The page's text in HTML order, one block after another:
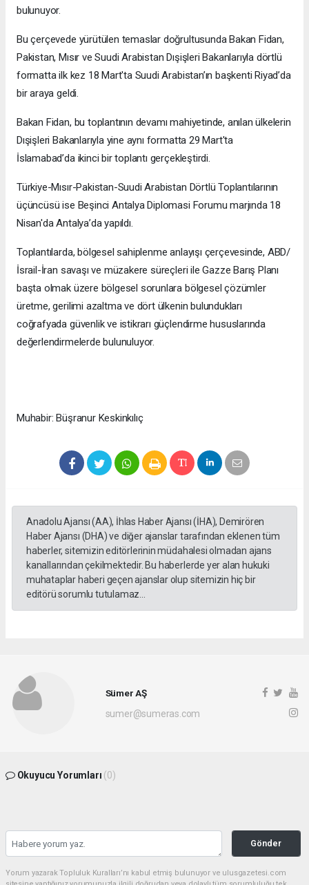
bulunuyor.
Bu çerçevede yürütülen temaslar doğrultusunda Bakan Fidan,
Pakistan, Mısır ve Suudi Arabistan Dışişleri Bakanlarıyla dörtlü
formatta ilk kez 18 Mart'ta Suudi Arabistan’ın başkenti Riyad’da
bir araya geldi.
Bakan Fidan, bu toplantının devamı mahiyetinde, anılan ülkelerin
Dışişleri Bakanlarıyla yine aynı formatta 29 Mart'ta
İslamabad’da ikinci bir toplantı gerçekleştirdi.
Türkiye-Mısır-Pakistan-Suudi Arabistan Dörtlü Toplantılarının
üçüncüsü ise Beşinci Antalya Diplomasi Forumu marjında 18
Nisan'da Antalya’da yapıldı.
Toplantılarda, bölgesel sahiplenme anlayışı çerçevesinde, ABD/
İsrail-İran savaşı ve müzakere süreçleri ile Gazze Barış Planı
başta olmak üzere bölgesel sorunlara bölgesel çözümler
üretme, gerilimi azaltma ve dört ülkenin bulundukları
coğrafyada güvenlik ve istikrarı güçlendirme hususlarında
değerlendirmelerde bulunuluyor.
Muhabir: Büşranur Keskinkılıç
Anadolu Ajansı (AA), İhlas Haber Ajansı (İHA), Demirören
Haber Ajansı (DHA) ve diğer ajanslar tarafından eklenen tüm
haberler, sitemizin editörlerinin müdahalesi olmadan ajans
kanallarından çekilmektedir. Bu haberlerde yer alan hukuki
muhataplar haberi geçen ajanslar olup sitemizin hiç bir
editörü sorumlu tutulamaz...
Sümer AŞ
sumer@sumeras.com
Okuyucu Yorumları (0)
Gönder
Yorum yazarak Topluluk Kuralları’nı kabul etmiş bulunuyor ve ulusgazetesi.com